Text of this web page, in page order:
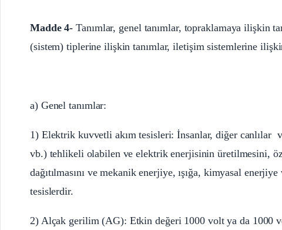
Madde 4-Tanımlar, genel tanımlar, topraklamaya ilişkin
(sistem) tiplerine ilişkin tanımlar, iletişim sistemlerine
a) Genel tanımlar:
1) Elektrik kuvvetli akım tesisleri: İnsanlar, diğer canlılar
vb.) tehlikeli olabilen ve elektrik enerjisinin üretilmesini,
dağıtılmasını ve mekanik enerjiye, ışığa, kimyasal
tesislerdir.
2) Alçak gerilim (AG): Etkin değeri 1000 volt ya da 1000